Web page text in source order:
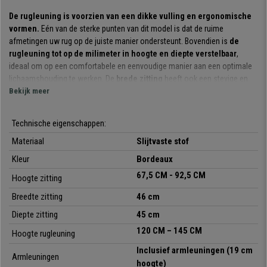
De rugleuning is voorzien van een dikke vulling en ergonomische
vormen. Eén van de sterke punten van dit model is dat de ruime
afmetingen uw rug op de juiste manier ondersteunt. Bovendien is de
rugleuning tot op de milimeter in hoogte en diepte verstelbaar,
ideaal om op een comfortabele en eenvoudige manier aan een optimale
lichaamshouding te werken. De brede zitting
heeft ook een stevige en
comfortabele vulling.
een systeem waarbij de rugleuning naar achteren kan worden bewogen
terwijl u een vaste hoek ten opzichte van de zitting aanhoudt. Het
bewegingsvrijheid.
De materialen waarmee hij is vervaardigd zijn van hoge kwaliteit.
Hetrobuuste onderstel met voetsteun zorgt voor een bijzondere
stabiliteit. Destoffen bekleding is uiterst resistent
u het mooiste vindt.
Kortom, dit is een kwalitatieve, comfortabele bureaukruk, die u zal
Bekijk meer
Technische eigenschappen:
Materiaal
Slijtvaste stof
Kleur
Bordeaux
Hoogte zitting
67,5 CM - 92,5 CM
Breedte zitting
46 cm
Diepte zitting
45 cm
Hoogte rugleuning
120 CM – 145 CM
Armleuningen
Inclusief armleuningen (19 cm
hoogte)